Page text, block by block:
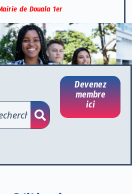
de Douala 1er
Devenez
membre
ici